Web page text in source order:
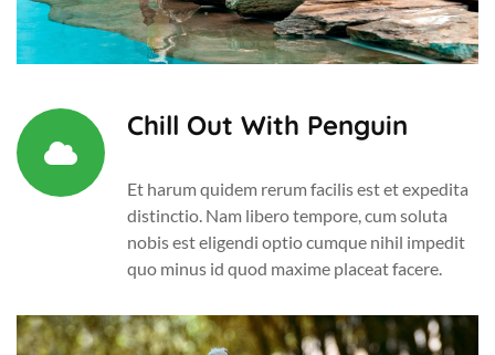
Chill Out With Penguin
Et harum quidem rerum facilis est et expedita
distinctio. Nam libero tempore, cum soluta
nobis est eligendi optio cumque nihil impedit
quo minus id quod maxime placeat facere.